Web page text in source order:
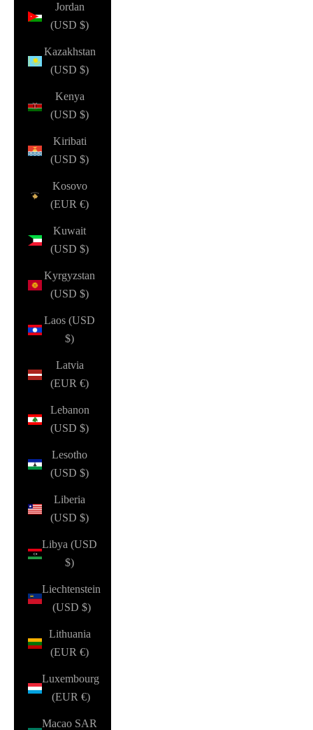
Jordan
(USD $)
Kazakhstan
(USD $)
Kenya
(USD $)
Kiribati
(USD $)
Kosovo
(EUR €)
Kuwait
(USD $)
Kyrgyzstan
(USD $)
Laos (USD
$)
Latvia
(EUR €)
Lebanon
(USD $)
Lesotho
(USD $)
Liberia
(USD $)
Libya (USD
$)
Liechtenstein
(USD $)
Lithuania
(EUR €)
Luxembourg
(EUR €)
Macao SAR